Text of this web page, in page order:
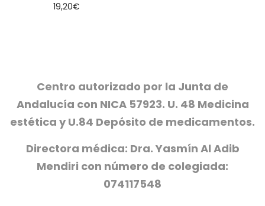
19,20€
Centro autorizado por la Junta de
Andalucía con NICA 57923. U. 48 Medicina
estética y U.84 Depósito de medicamentos.
Directora médica: Dra. Yasmín Al Adib
Mendiri con número de colegiada:
074117548